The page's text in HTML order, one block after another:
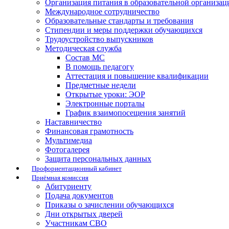
Организация питания в образовательной
Международное сотрудничество
Образовательные стандарты и требования
Стипендии и меры поддержки обучающихся
Трудоустройство выпускников
Методическая служба
Состав МС
В помощь педагогу
Аттестация и повышение квалификации
Предметные недели
Открытые уроки: ЭОР
Электронные порталы
График взаимопосещения занятий
Наставничество
Финансовая грамотность
Мультимедиа
Фотогалерея
Защита персональных данных
Профориентационный кабинет
Приёмная комиссия
Абитуриенту
Подача документов
Приказы о зачислении обучающихся
Дни открытых дверей
Участникам СВО